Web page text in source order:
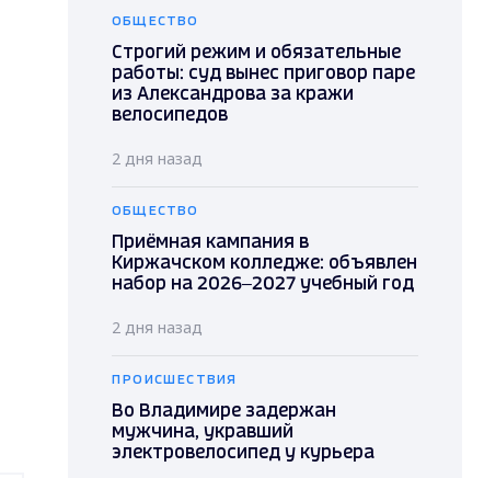
ОБЩЕСТВО
Строгий режим и обязательные
работы: суд вынес приговор паре
из Александрова за кражи
велосипедов
2 дня назад
ОБЩЕСТВО
Приёмная кампания в
Киржачском колледже: объявлен
набор на 2026–2027 учебный год
2 дня назад
ПРОИСШЕСТВИЯ
Во Владимире задержан
мужчина, укравший
электровелосипед у курьера